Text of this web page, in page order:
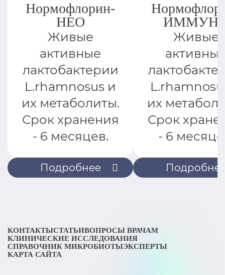
Подробнее
Нормофлорин-
НЕО
Живые
активные
лактобактерии
L.rhamnosus и
их метаболиты.
Срок хранения
- 6 месяцев.
Живые
их
Срок
- 6
КОНТАКТЫСТАТЬИВОПРОСЫ ВРАЧАМ
КЛИНИЧЕСКИЕ ИССЛЕДОВАНИЯ
СПРАВОЧНИК МИКРОБИОТЫЭКСПЕРТЫ
КАРТА САЙТА